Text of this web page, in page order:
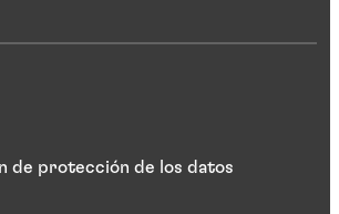
de protección de los datos